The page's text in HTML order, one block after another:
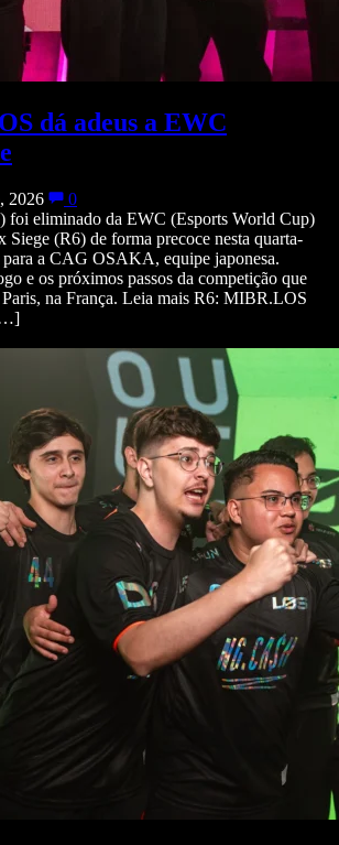
dá adeus a EWC
2026
0
eliminado da EWC (Esports World Cup)
Siege (R6) de forma precoce nesta quarta-
para a CAG OSAKA, equipe japonesa.
e os próximos passos da competição que
Paris, na França. Leia mais R6: MIBR.LOS